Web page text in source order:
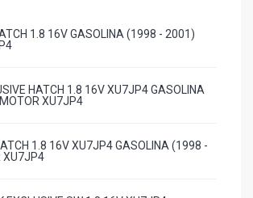
1.8 16V GASOLINA (1998 - 2001)
HATCH 1.8 16V XU7JP4 GASOLINA
XU7JP4
1.8 16V XU7JP4 GASOLINA (1998 -
XU7JP4